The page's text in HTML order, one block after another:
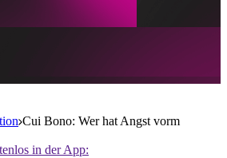
Cui Bono: Wer hat Angst vorm
in der App: